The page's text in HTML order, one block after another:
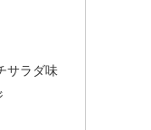
サラダ味